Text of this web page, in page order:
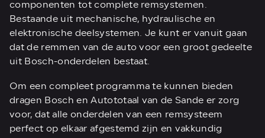
componenten tot complete remsystemen.
Bestaande uit mechanische, hydraulische en
elektronische deelsystemen. Je kunt er vanuit gaan
dat de remmen van de auto voor een groot gedeelte
uit Bosch-onderdelen bestaat.
Om een compleet programma te kunnen bieden
dragen Bosch en Autototaal van de Sande er zorg
voor, dat alle onderdelen van een remsysteem
perfect op elkaar afgestemd zijn en vakkundig